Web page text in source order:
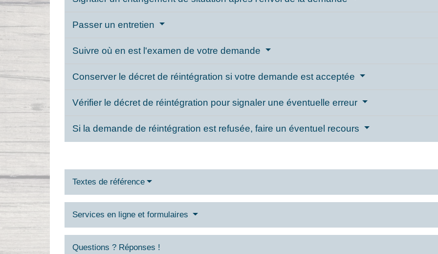
Passer un entretien
Suivre où en est l'examen de votre demande
Conserver le décret de réintégration si votre demande est acceptée
Vérifier le décret de réintégration pour signaler une éventuelle erreur
Si la demande de réintégration est refusée, faire un éventuel recours
Textes de référence
Services en ligne et formulaires
Questions ? Réponses !